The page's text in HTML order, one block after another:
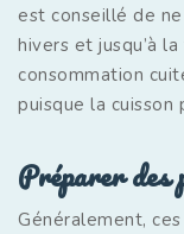
est conseillé de ne
hivers et jusqu’à
consommation
puisque la cuisson
Préparer des
Généralement,